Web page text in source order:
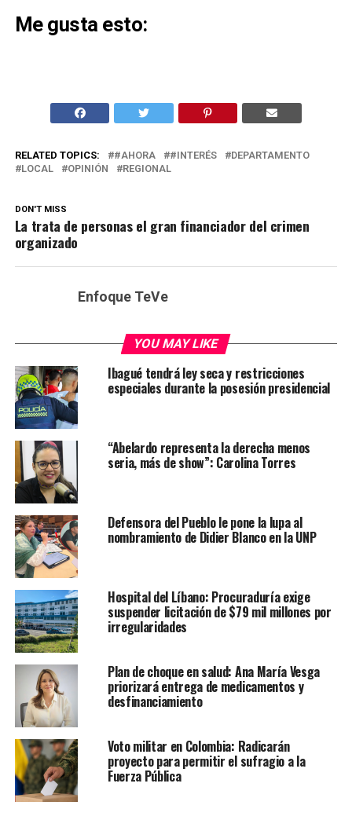
Me gusta esto:
RELATED TOPICS: #AHORA #INTERÉS
DEPARTAMENTO
LOCAL
OPINIÓN REGIONAL
DON'T MISS
La trata de personas el gran financiador del crimen
organizado
Enfoque TeVe
YOU MAY LIKE
Ibagué tendrá ley seca y restricciones
especiales durante la posesión presidencial
“Abelardo representa la derecha menos
seria, más de show”: Carolina Torres
Defensora del Pueblo le pone la lupa al
nombramiento de Didier Blanco en la UNP
Hospital del Líbano: Procuraduría exige
suspender licitación de $79 mil millones por
irregularidades
Plan de choque en salud: Ana María Vesga
priorizará entrega de medicamentos y
desfinanciamiento
Voto militar en Colombia: Radicarán
proyecto para permitir el sufragio a la
Fuerza Pública